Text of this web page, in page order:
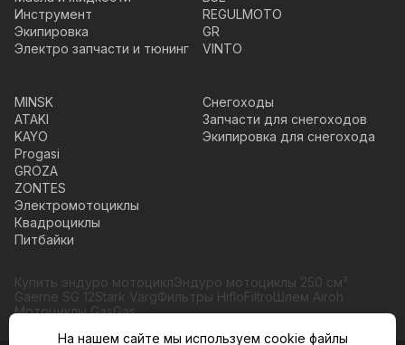
Инструмент
Экипировка
Электро запчасти и тюнинг
REGULMOTO
GR
VINTO
MINSK
ATAKI
KAYO
Progasi
GROZA
ZONTES
Электромотоциклы
Квадроциклы
Питбайки
Снегоходы
Запчасти для снегоходов
Экипировка для снегохода
Купить эндуро мотоциклЭндуро мотоциклы 250 см³
Gaerne SG 12Stark VargФильтры HifloFiltroШлем Airoh
Мотоциклы GasGas
На нашем сайте мы используем cookie файлы